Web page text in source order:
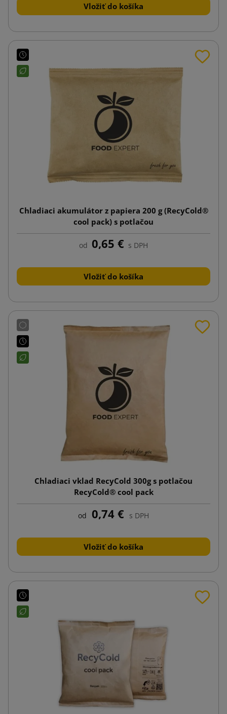
Vložiť do košíka
Chladiaci akumulátor z papiera 200 g (RecyCold®
cool pack) s potlačou
od 0,65 € s DPH
Vložiť do košíka
Chladiaci vklad RecyCold 300g s potlačou
RecyCold® cool pack
od 0,74 € s DPH
Vložiť do košíka